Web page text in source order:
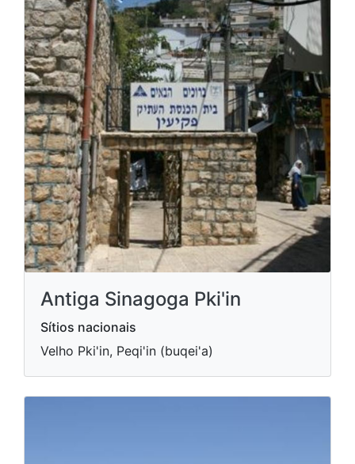
Antiga Sinagoga Pki'in
Sítios nacionais
Velho Pki'in, Peqi'in (buqei'a)